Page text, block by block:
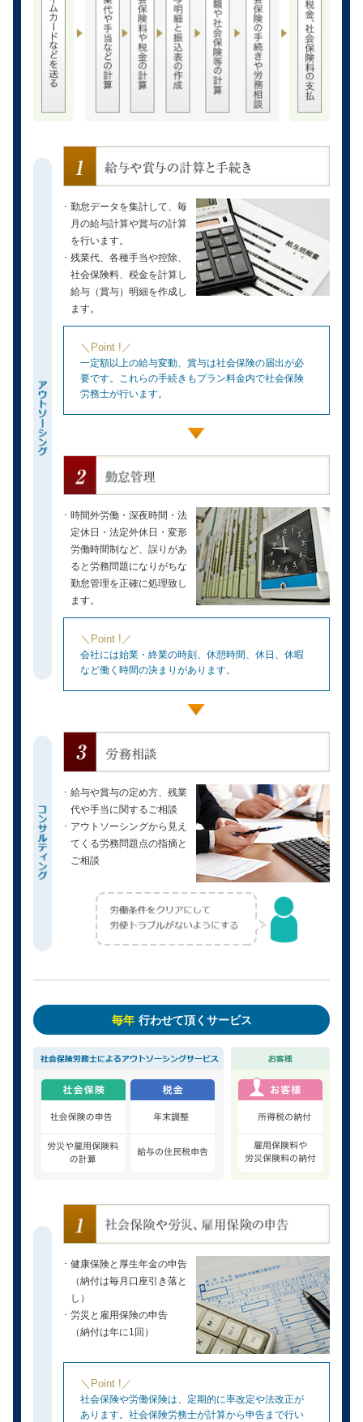
勤怠データを集計して、毎
月の給与計算や賞与の計算
を行います。
残業代、各種手当や控除、
社会保険料、税金を計算し
給与（賞与）明細を作成し
ます。
＼Point !／
一定額以上の給与変動、賞与は社会保険の届出が必
要です。これらの手続きもプラン料金内で社会保険
労務士が行います。
時間外労働・深夜時間・法
定休日・法定外休日・変形
労働時間制など、誤りがあ
ると労務問題になりがちな
勤怠管理を正確に処理致し
ます。
＼Point !／
会社には始業・終業の時刻、休憩時間、休日、休暇
など働く時間の決まりがあります。
給与や賞与の定め方、残業
代や手当に関するご相談
アウトソーシングから見え
てくる労務問題点の指摘と
ご相談
毎年 行わせて頂くサービス
健康保険と厚生年金の申告
（納付は毎月口座引き落と
し）
労災と雇用保険の申告
（納付は年に1回）
＼Point !／
社会保険や労働保険は、定期的に率改定や法改正が
あります。社会保険労務士が計算から申告まで行い